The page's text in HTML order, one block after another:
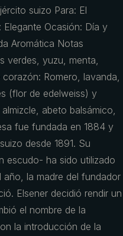
suizo Para: El
Elegante Ocasión: Día y
Aromática Notas
verdes, yuzu, menta,
Romero, lavanda,
(flor de edelweiss) y
abeto balsámico,
fue fundada en 1884 y
desde 1891. Su
escudo- ha sido utilizado
la madre del fundador
Elsener decidió rendir un
el nombre de la
la introducción de la